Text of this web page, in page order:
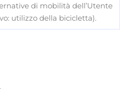
di mobilità dell’Utente
utilizzo della bicicletta).